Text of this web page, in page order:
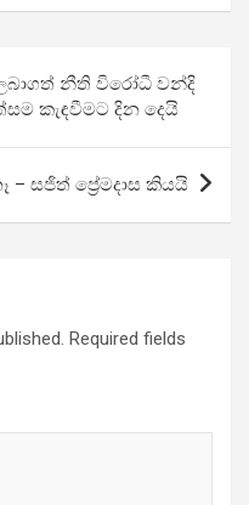
ar
නීති විරෝධී වන්දි
කැඳවීමට දින දෙයි
සජිත් ප්‍රේමදාස කියයි
Required fields